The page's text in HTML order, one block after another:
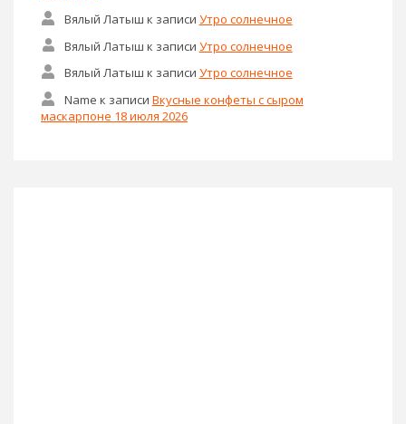
Вялый Латыш к записи Утро солнечное
Вялый Латыш к записи Утро солнечное
Вялый Латыш к записи Утро солнечное
Name к записи Вкусные конфеты с сыром
маскарпоне 18 июля 2026